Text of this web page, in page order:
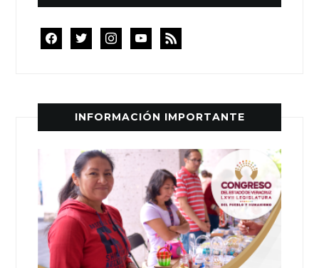
facebooktwitterinstagramyoutube
rss
INFORMACIÓN IMPORTANTE